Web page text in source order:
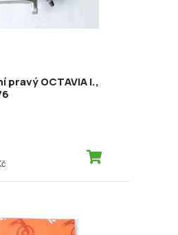
pravý OCTAVIA I.,